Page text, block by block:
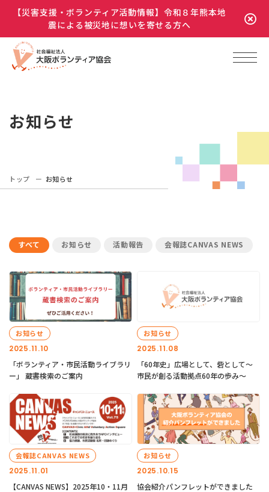
【災害支援・ボランティア活動情報】令和８年熊本地
震による被災地に想いを寄せる方へ
お知らせ
トップ お知らせ
すべて お知らせ 活動報告 会報誌CANVAS NEWS
2025.11.10
お知らせ
「ボランティア・市民活動ライブラリ
ー」 蔵書検索のご案内
2025.11.08
お知らせ
「60年史」広場として、砦として～
市民が創る活動拠点60年の歩み～
2025.11.01
会報誌CANVAS NEWS
【CANVAS NEWS】2025年10・11月
2025.10.15
お知らせ
協会紹介パンフレットができました